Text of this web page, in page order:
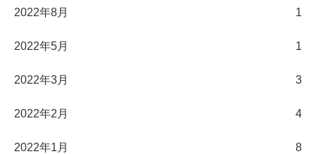
2022年8月 1
2022年5月 1
2022年3月 3
2022年2月 4
2022年1月 8